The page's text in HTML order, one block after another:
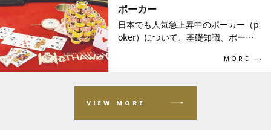
ーカールームを見つけてみません
か？
ポーカー
日本でも人気急上昇中のポーカー（p
oker）について、基礎知識、ポーカ
ュース、イベントなど徹底解説！気
MORE
VIEW MORE